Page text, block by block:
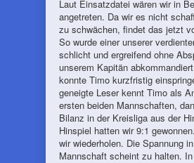
Laut Einsatzdatei wären wir in
angetreten. Da wir es nicht
zu schwächen, findet das jetzt
So wurde einer unserer
schlicht und ergreifend ohne
unserem Kapitän
konnte Timo kurzfristig
geneigte Leser kennt Timo als
ersten beiden Mannschaften,
Bilanz in der Kreisliga aus der
Hinspiel hatten wir 9:1
wir wiederholen. Die Spannung
Mannschaft scheint zu halten.